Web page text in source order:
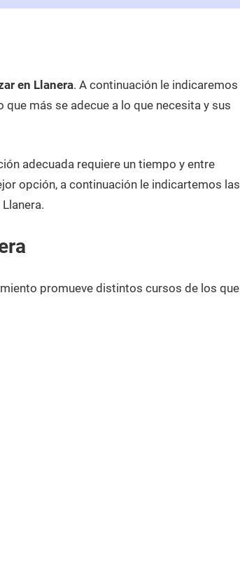
en Llanera. A continuación le indicaremos
más se adecue a lo que necesita y sus
adecuada requiere un tiempo y entre
opción, a continuación le indicartemos las
promueve distintos cursos de los que